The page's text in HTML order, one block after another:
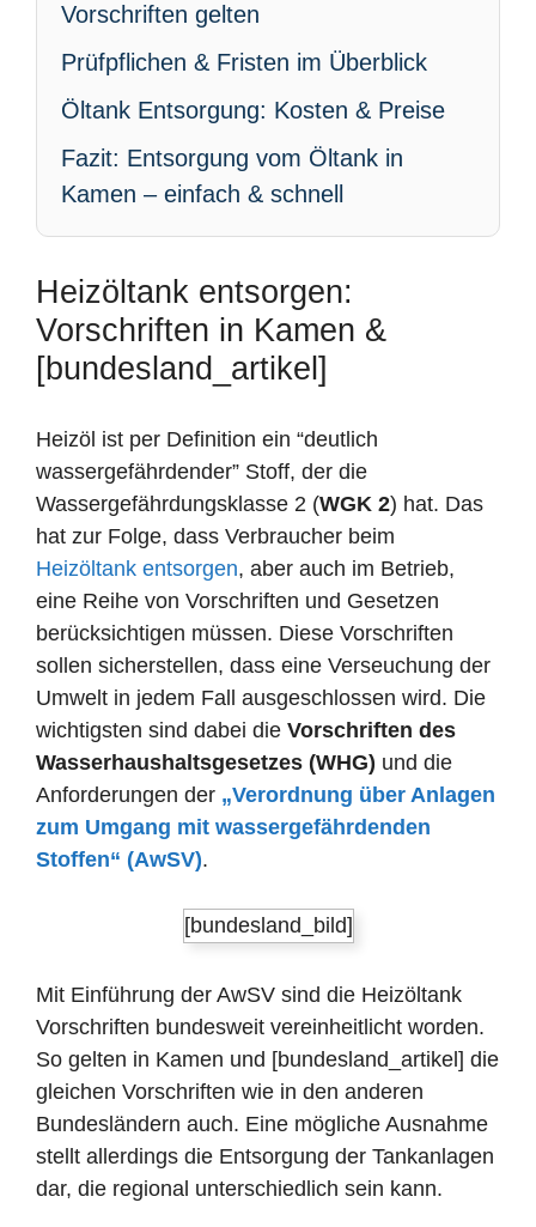
Vorschriften gelten
Prüfpflichen & Fristen im Überblick
Öltank Entsorgung: Kosten & Preise
Fazit: Entsorgung vom Öltank in
Kamen – einfach & schnell
Heizöltank entsorgen:
Vorschriften in Kamen &
[bundesland_artikel]
Heizöl ist per Definition ein “deutlich
wassergefährdender” Stoff, der die
Wassergefährdungsklasse 2 (WGK 2) hat. Das
hat zur Folge, dass Verbraucher beim
Heizöltank entsorgen, aber auch im Betrieb,
eine Reihe von Vorschriften und Gesetzen
berücksichtigen müssen. Diese Vorschriften
sollen sicherstellen, dass eine Verseuchung der
Umwelt in jedem Fall ausgeschlossen wird. Die
wichtigsten sind dabei die Vorschriften des
Wasserhaushaltsgesetzes (WHG) und die
Anforderungen der „Verordnung über Anlagen
zum Umgang mit wassergefährdenden
Stoffen“ (AwSV).
[bundesland_bild]
Mit Einführung der AwSV sind die Heizöltank
Vorschriften bundesweit vereinheitlicht worden.
So gelten in Kamen und [bundesland_artikel] die
gleichen Vorschriften wie in den anderen
Bundesländern auch. Eine mögliche Ausnahme
stellt allerdings die Entsorgung der Tankanlagen
dar, die regional unterschiedlich sein kann.